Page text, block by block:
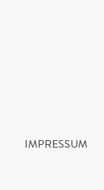
IMPRESSUM